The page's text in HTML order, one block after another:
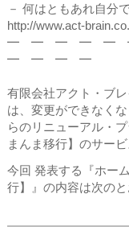
－ 何はともあれ自分
http://www.act-
━ ━ ━ ━ ━
━ ━ ━ ━
有限会社アクト・ブ
は、変更ができなく
らのリニューアル・
まんま移行】のサー
今回 発表する『ホー
行】』の内容は次のと